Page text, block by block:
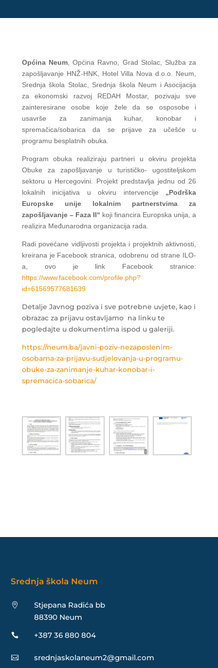
Općina Neum , Općina Ravno, Grad Stolac, Služba za
zapošljavanje HNŽ-HNK, Hotel Villa Nova d.o.o. Neum,
Srednja škola Stolac, Srednja škola Neum i Asocijacija
za ekonomski razvoj REDAH Mostar, pozivaju sve
zainteresirane osobe koje žele da se osposobe i
usavrše za zanimanja kuhar, konobar i
spremačica/sobarica da se prijave za učešće u
programu besplatnih obuka.
Program obuka realiziraju partneri u okviru projekta
Obuke za zapošljavanje u turističko- ugostiteljskom
sektoru u Hercegovini. Projekt predstavlja jednu od 26
lokalnih inicijativa u okviru intervencije „Podrška
Europske unije lokalnim partnerstvima za
zapošljavanje – Faza II“ koji financira Europska unija, a
realizira Međunarodna organizacija rada.
Radi povećane vidljivosti projekta i projektnih aktivnosti,
kreirana je Facebook stranica, odobrenu od strane ILO-
a, ovo je link Facebook stranice:
https://www.facebook.com/profile.php?
id=61569577681639
Detalje Javnog poziva i sve potrebne uvjete, kao i
obrazac za prijavu ostavljamo na linku te
pogledajte u dokumentima ispod u galeriji.
https://neum.ba/javni-poziv-nezaposlenim-
osobama-za-prijavu-sudjelovanja-u-programu-
obuke-za-zanimanje-kuhar-konobar-i-
spremacica-sobarica/
Srednja škola Neum

Stjepana Radića bb
88390 Neum
 +387 36 880 804
 srednjaskolaneum2@gmail.com